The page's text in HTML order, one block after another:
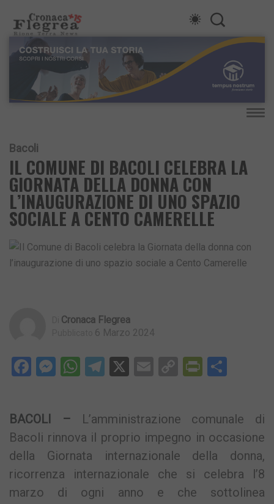
Bacoli
IL COMUNE DI BACOLI CELEBRA LA
GIORNATA DELLA DONNA CON
L’INAUGURAZIONE DI UNO SPAZIO
SOCIALE A CENTO CAMERELLE
Cronaca Flegrea
6 Marzo 2024
Facebook
Messenger
WhatsApp
Telegram
X EmailCopy
BACOLI –
L’amministrazione comunale di
Bacoli rinnova il proprio impegno in occasione
della Giornata internazionale della donna,
ricorrenza internazionale che si celebra l’8
marzo di ogni anno e che sottolinea